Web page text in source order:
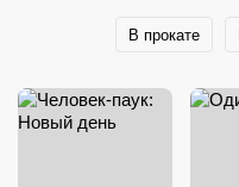
В прокате